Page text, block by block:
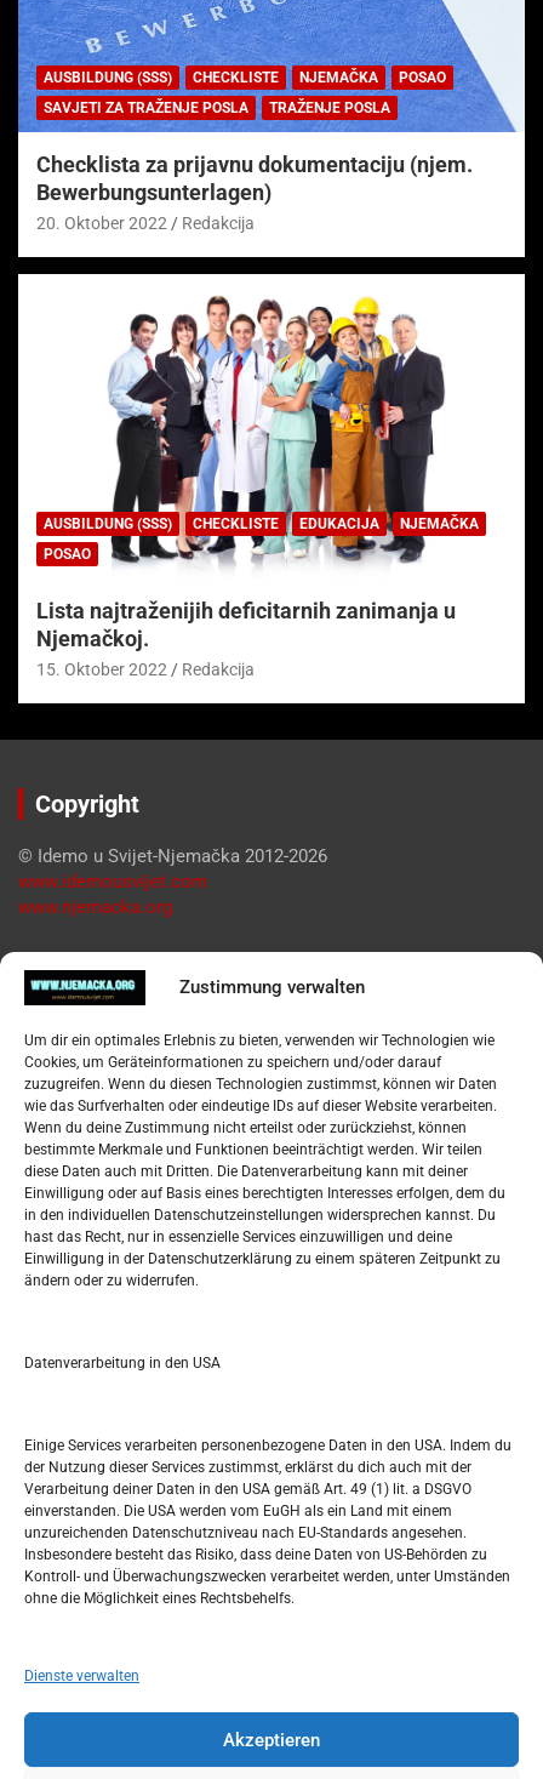
Zustimmung verwalten
Um dir ein optimales Erlebnis zu bieten, verwenden wir Technologien wie
Cookies, um Geräteinformationen zu speichern und/oder darauf
zuzugreifen. Wenn du diesen Technologien zustimmst, können wir Daten
wie das Surfverhalten oder eindeutige IDs auf dieser Website verarbeiten.
Wenn du deine Zustimmung nicht erteilst oder zurückziehst, können
bestimmte Merkmale und Funktionen beeinträchtigt werden. Wir teilen
diese Daten auch mit Dritten. Die Datenverarbeitung kann mit deiner
Einwilligung oder auf Basis eines berechtigten Interesses erfolgen, dem du
in den individuellen Datenschutzeinstellungen widersprechen kannst. Du
hast das Recht, nur in essenzielle Services einzuwilligen und deine
Einwilligung in der Datenschutzerklärung zu einem späteren Zeitpunkt zu
ändern oder zu widerrufen.
Datenverarbeitung in den USA
Einige Services verarbeiten personenbezogene Daten in den USA. Indem du
der Nutzung dieser Services zustimmst, erklärst du dich auch mit der
Verarbeitung deiner Daten in den USA gemäß Art. 49 (1) lit. a DSGVO
einverstanden. Die USA werden vom EuGH als ein Land mit einem
unzureichenden Datenschutzniveau nach EU-Standards angesehen.
Insbesondere besteht das Risiko, dass deine Daten von US-Behörden zu
Kontroll- und Überwachungszwecken verarbeitet werden, unter Umständen
ohne die Möglichkeit eines Rechtsbehelfs.
Dienste verwalten
Akzeptieren
AUSBILDUNG (SSS) CHECKLISTE NJEMAČKA
POSAO
SAVJETI ZA TRAŽENJE POSLA
TRAŽENJE POSLA
Checklista za prijavnu dokumentaciju (njem.
Bewerbungsunterlagen)
20. Oktober 2022 Redakcija
AUSBILDUNG (SSS) CHECKLISTE EDUKACIJA
NJEMAČKA
POSAO
Lista najtraženijih deficitarnih zanimanja u
Njemačkoj.
15. Oktober 2022 Redakcija
Copyright
© Idemo u Svijet-Njemačka 2012-2026
www.idemousvijet.com
www.njemacka.org
Pregled
Datenschutzerklärung
Widerufsbelehrung
Oglašavanje / Postavite svoj oglas
Tko je “Idemo u Svijet – Njemačka?
Pretražite stranicu:
S
NOVEMBER 2024
M D M D F S
1 2
4 5 6 7 8 9 10
18 19
25 26 27 28 29 30
« Okt. Dez. »